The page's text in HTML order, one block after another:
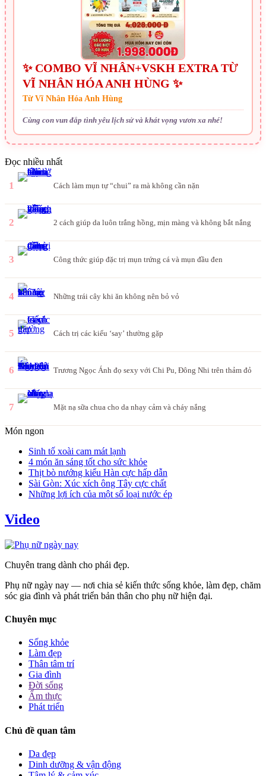
✨ COMBO VĨ NHÂN+VSKH EXTRA TỪ
VĨ NHÂN HÓA ANH HÙNG ✨
Từ Vĩ Nhân Hóa Anh Hùng
Cùng con vun đắp tình yêu lịch sử và khát vọng vươn xa nhé!
Đọc nhiều nhất
1 Cách làm mụn tự “chui” ra mà không cần nặn
2 2 cách giúp da luôn trắng hồng, mịn màng và không bắt nắng
3 Công thức giúp đặc trị mụn trứng cá và mụn đầu đen
4 Những trái cây khi ăn không nên bỏ vỏ
5 Cách trị các kiểu ‘say’ thường gặp
6 Trương Ngọc Ánh đọ sexy với Chi Pu, Đông Nhi trên thảm đỏ
7 Mặt nạ sữa chua cho da nhạy cảm và cháy nắng
Món ngon
Sinh tố xoài cam mát lạnh
4 món ăn sáng tốt cho sức khỏe
Thịt bò nướng kiểu Hàn cực hấp dẫn
Sài Gòn: Xúc xích ông Tây cực chất
Những lợi ích của một số loại nước ép
Video
Chuyên trang dành cho phái đẹp.
Phụ nữ ngày nay — nơi chia sẻ kiến thức sống khỏe, làm đẹp, chăm
sóc gia đình và phát triển bản thân cho phụ nữ hiện đại.
Chuyên mục
Sống khỏe
Làm đẹp
Thân tâm trí
Gia đình
Đời sống
Ẩm thực
Phát triển
Chủ đề quan tâm
Da đẹp
Dinh dưỡng & vận động